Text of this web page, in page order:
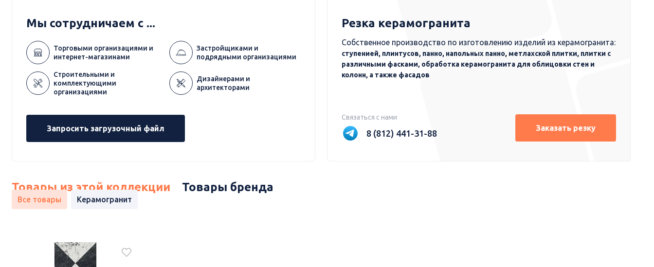
Мы сотрудничаем с ...
Торговыми организациями и
интернет-магазинами
Застройщиками и
подрядными организациями
Строительными и
комплектующими
организациями
Дизайнерами и
архитекторами
Запросить загрузочный файл
Резка керамогранита
Собственное производство по изготовлению изделий из керамогранита:
ступенией, плинтусов, панно, напольных панно, метлахской плитки, плитки с
различными фасками, обработка керамогранита для облицовки стен и
колонн, а также фасадов
Заказать резку
Связаться с нами
8 (812) 441-31-88
Товары из этой коллекции Товары бренда
Все товары Керамогранит